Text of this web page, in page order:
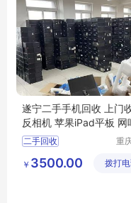
遂宁二手手机回收 上门
反相机 苹果iPad平板 网
脑 监控设备
二手回收
重
限
￥ 3500.00 拨打